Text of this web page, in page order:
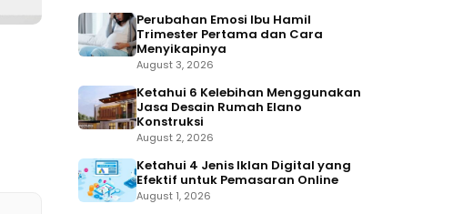
Perubahan Emosi Ibu Hamil
Trimester Pertama dan Cara
Menyikapinya
August 3, 2026
Ketahui 6 Kelebihan Menggunakan
Jasa Desain Rumah Elano
Konstruksi
August 2, 2026
Ketahui 4 Jenis Iklan Digital yang
Efektif untuk Pemasaran Online
August 1, 2026